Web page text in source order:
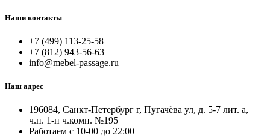
Наши контакты
+7 (499) 113-25-58
+7 (812) 943-56-63
info@mebel-passage.ru
Наш адрес
196084, Санкт-Петербург г, Пугачёва ул, д. 5-7 лит. а,
ч.п. 1-н ч.комн. №195
Работаем с 10-00 до 22:00